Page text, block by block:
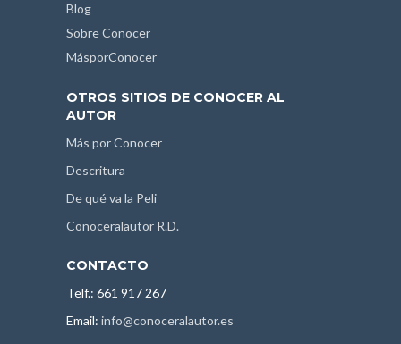
Blog
Sobre Conocer
MásporConocer
OTROS SITIOS DE CONOCER AL
AUTOR
Más por Conocer
Descritura
De qué va la Peli
Conoceralautor R.D.
CONTACTO
Telf.: 661 917 267
Email: info@conoceralautor.es